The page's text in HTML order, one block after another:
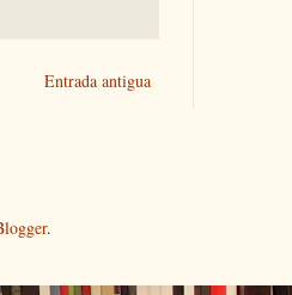
Entrada antigua
.